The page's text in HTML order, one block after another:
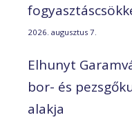
2026. augusztus 7.
Elhunyt
bor- és
alakja